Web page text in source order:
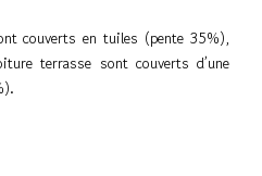
couverts en tuiles (pente 35%),
terrasse sont couverts d’une